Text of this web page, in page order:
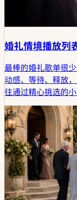
婚礼情境播放列
最棒的婚礼歌单很
动感、等待、释放
往通过精心挑选的